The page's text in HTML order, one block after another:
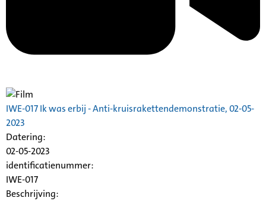
IWE-017 Ik was erbij - Anti-kruisrakettendemonstratie, 02-05-
2023
Datering:
02-05-2023
identificatienummer:
IWE-017
Beschrijving: